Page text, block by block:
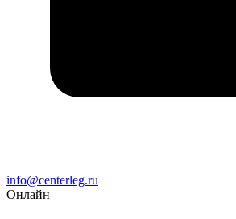
Email
info@centerleg.ru
Онлайн